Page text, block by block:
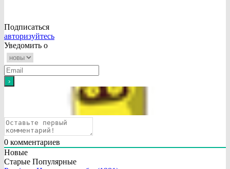
Подписаться
авторизуйтесь
Уведомить о
0 комментариев
Новые
Старые Популярные